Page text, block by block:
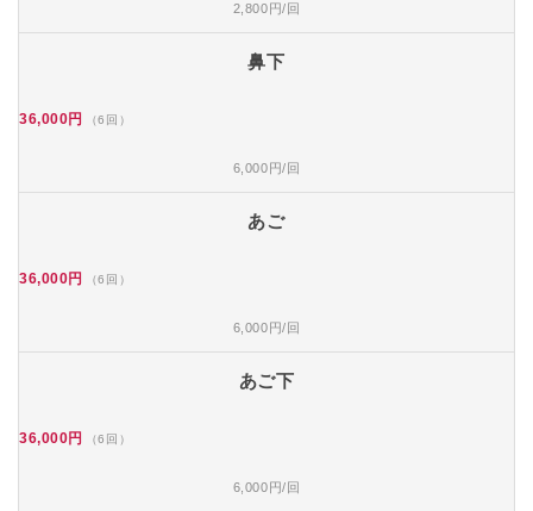
2,800円/回
鼻下
36,000円 （6回）
6,000円/回
あご
36,000円 （6回）
6,000円/回
あご下
36,000円 （6回）
6,000円/回